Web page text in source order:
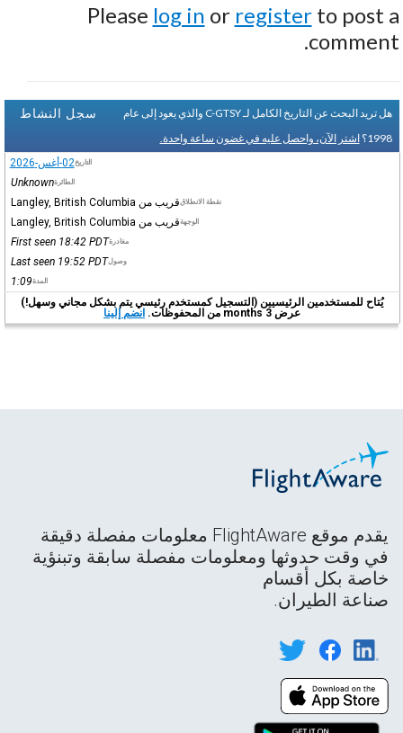
Please log in or registerto post a
comment.
سجل النشاط
هل تريد البحث عن التاريخ الكامل لـ C-GTSY والذي يعود إلى عام
1998؟ اشتر الآن، واحصل عليه في غضون ساعة واحدة.
التاريخ02-أغس-2026
الطائرةUnknown
نقطة الانطلاققريب من Langley, British Columbia
الوجهةقريب من Langley, British Columbia
مغادرة First seen 18:42 PDT
وصول Last seen 19:52 PDT
المدة1:09
يُتاح للمستخدمين الرئيسيين (التسجيل كمستخدم رئيسي يتم بشكل مجاني وسهل!)
عرض 3 months من المحفوظات.
انضم إلينا
يقدم موقع FlightAware معلومات مفصلة دقيقة
في وقت حدوثها ومعلومات مفصلة سابقة وتبنؤية
خاصة بكل أقسام
صناعة الطيران.